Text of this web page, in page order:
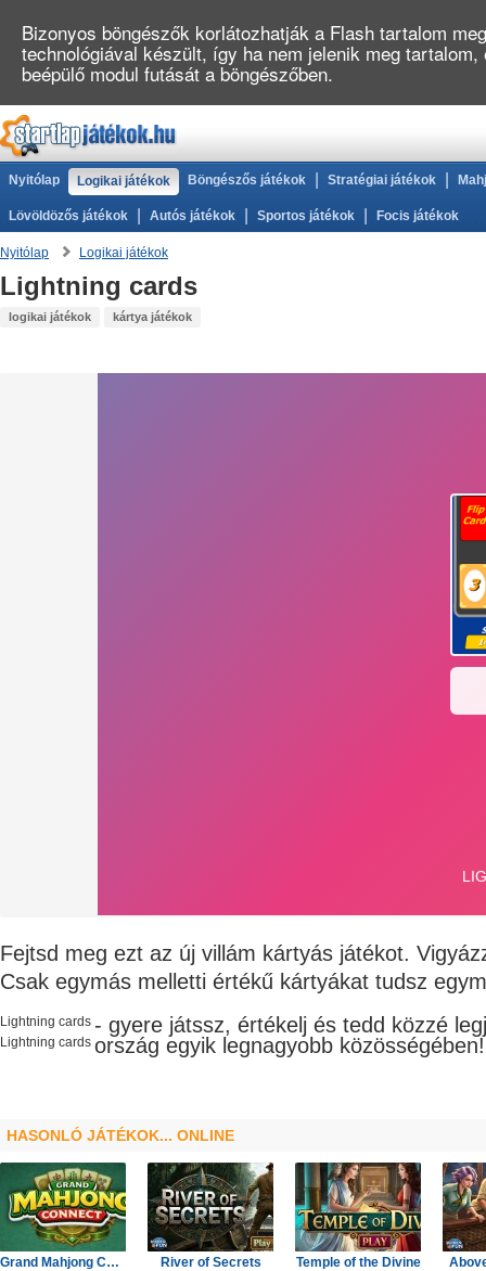
Nyitólap Logikai játékok Böngészős játékok Stratégiai játékok
Lövöldözős játékok Autós játékok Sportos játékok Focis játékok
Nyitólap Logikai játékok
Lightning cards
logikai játékok kártya játékok
Fejtsd meg ezt az új villám kártyás játékot.
Csak egymás melletti értékű kártyákat tudsz
Lightning cards - gyere játssz, értékelj és tedd közzé
ország egyik legnagyobb
Lightning cards közösségében!
HASONLÓ JÁTÉKOK... ONLINE
Grand Mahjong Connect River of Secrets Temple of the Divine
Bizonyos böngészők korlátozhatják a Flash tartalom
technológiával készült, így ha nem jelenik meg
beépülő modul futását a böngészőben.